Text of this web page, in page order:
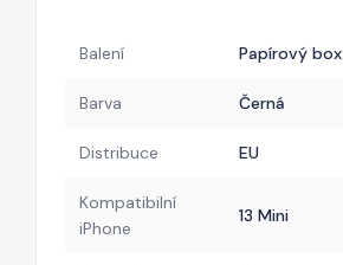
Balení Papírový box
Barva Černá
Distribuce EU
Kompatibilní
iPhone
13 Mini